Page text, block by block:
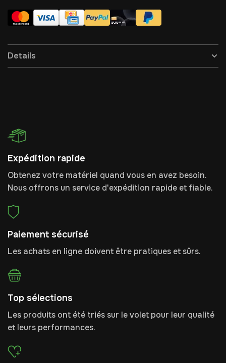
Details
Expédition rapide
Obtenez votre matériel quand vous en avez besoin.
Nous offrons un service d'expédition rapide et fiable.
Paiement sécurisé
Les achats en ligne doivent être pratiques et sûrs.
Top sélections
Les produits ont été triés sur le volet pour leur qualité
et leurs performances.